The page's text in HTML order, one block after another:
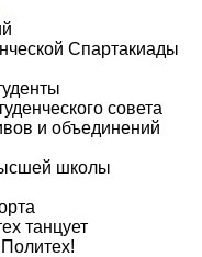
Спартакиады
совета
и объединений
школы
танцует